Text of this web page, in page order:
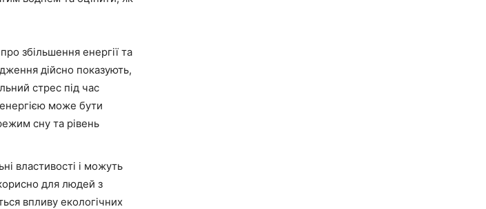
збільшення енергії та
дійсно показують,
стрес під час
може бути
сну та рівень
властивості і можуть
для людей з
впливу екологічних